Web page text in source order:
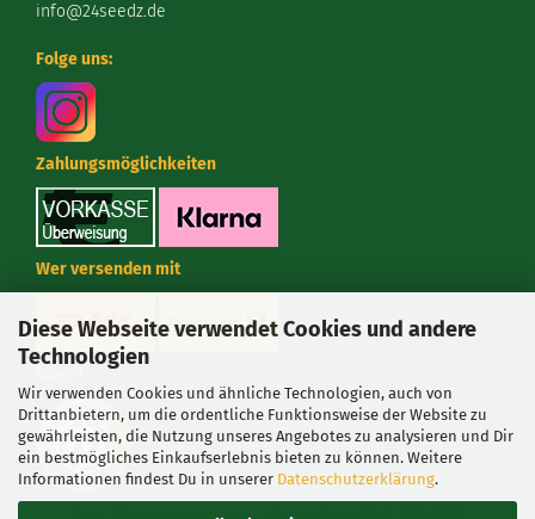
Diese Webseite verwendet Cookies und andere
Technologien
Wir verwenden Cookies und ähnliche Technologien, auch von
Drittanbietern, um die ordentliche Funktionsweise der Website zu
gewährleisten, die Nutzung unseres Angebotes zu analysieren und Dir
ein bestmögliches Einkaufserlebnis bieten zu können. Weitere
Informationen findest Du in unserer Datenschutzerklärung.
info@24seedz.de
Folge uns:
Zahlungsmöglichkeiten
Wer versenden mit
Kein Steuerausweis gem. Kleinuntern.-Reg. §19 UStG